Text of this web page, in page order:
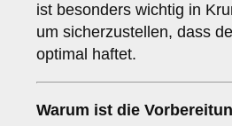
ist besonders wichtig in
um sicherzustellen, dass
optimal haftet.
Warum ist die